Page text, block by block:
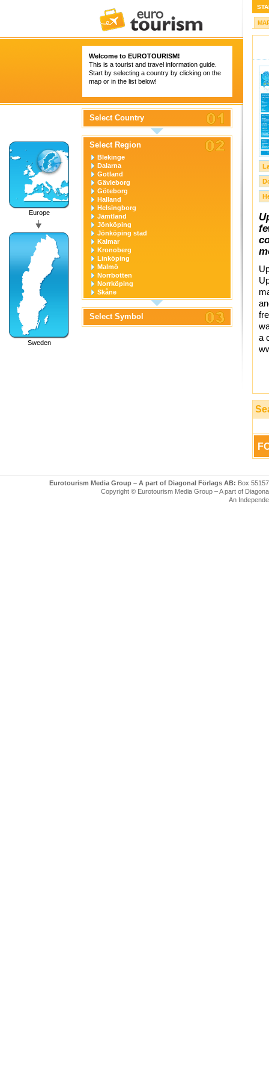
Welcome to EUROTOURISM!
This is a tourist and travel information guide.
Start by selecting a country by clicking on the
map or in the list below!
Europe
Sweden
Select Country
Select Region
Blekinge
Dalarna
Gotland
Gävleborg
Göteborg
Halland
Helsingborg
Jämtland
Jönköping
Jönköping stad
Kalmar
Kronoberg
Linköping
Malmö
Norrbotten
Norrköping
Skåne
Stockholm
Stockholm stad
Södermanland
Uppsala
Select Symbol
a
Eurotourism Media Group – A part of Diagonal Förlags AB: Box
Copyright © Eurotourism Media Group – A part of
An